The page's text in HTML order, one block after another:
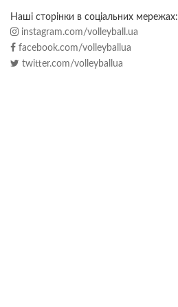
Наші сторінки в соціальних мережах:
instagram.com/volleyball.ua
facebook.com/volleyballua
twitter.com/volleyballua